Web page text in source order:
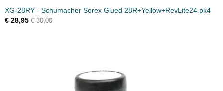
XG-28RY - Schumacher Sorex Glued 28R+Yellow+RevLite24 pk4
€ 28,95 € 30,00